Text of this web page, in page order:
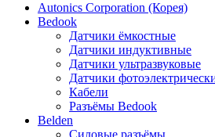
Autonics Corporation (Корея)
Bedook
Датчики ёмкостные
Датчики индуктивные
Датчики ультразвуковые
Датчики
Кабели
Разъёмы Bedook
Belden
Силовые разъёмы